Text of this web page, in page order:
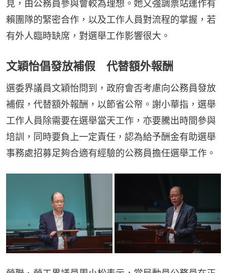
見，由公務員參與會較為理想。她又強調票站運作有
賴團隊的緊密合作，以及工作人員對流程的掌握，若
有外人臨時缺席，對選舉工作影響很大。
文穎怡倡發放補假 代替額外報酬
選委界議員文穎怡問到，政府會否考慮向公務員發放
補假，代替額外報酬，以節省公帑。謝小華指，選舉
工作人員除需要在選舉當天工作，亦要騰出時間參與
培訓，同時要負上一定責任，認為給予酬金有助選舉
事務處招募足夠合適有經驗的公務員擔任選舉工作。